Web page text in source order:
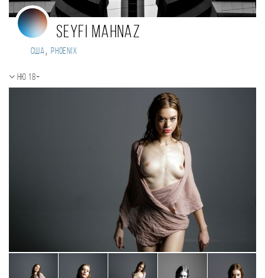
Seyfi mahnaz
США, Phoenix
Ню 18+